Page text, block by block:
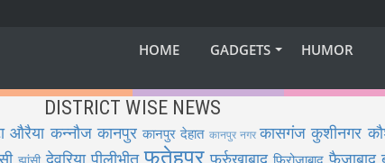
HOME GADGETS HUMOR
DISTRICT WISE NEWS
औरैया कन्नौज कानपुर कानपुर देहात कानपुर नगर कासगंज कुशीनगर
देवरिया पीलीभीत फतेहपुर फर्रुखाबाद फिरोजाबाद फैजाबाद